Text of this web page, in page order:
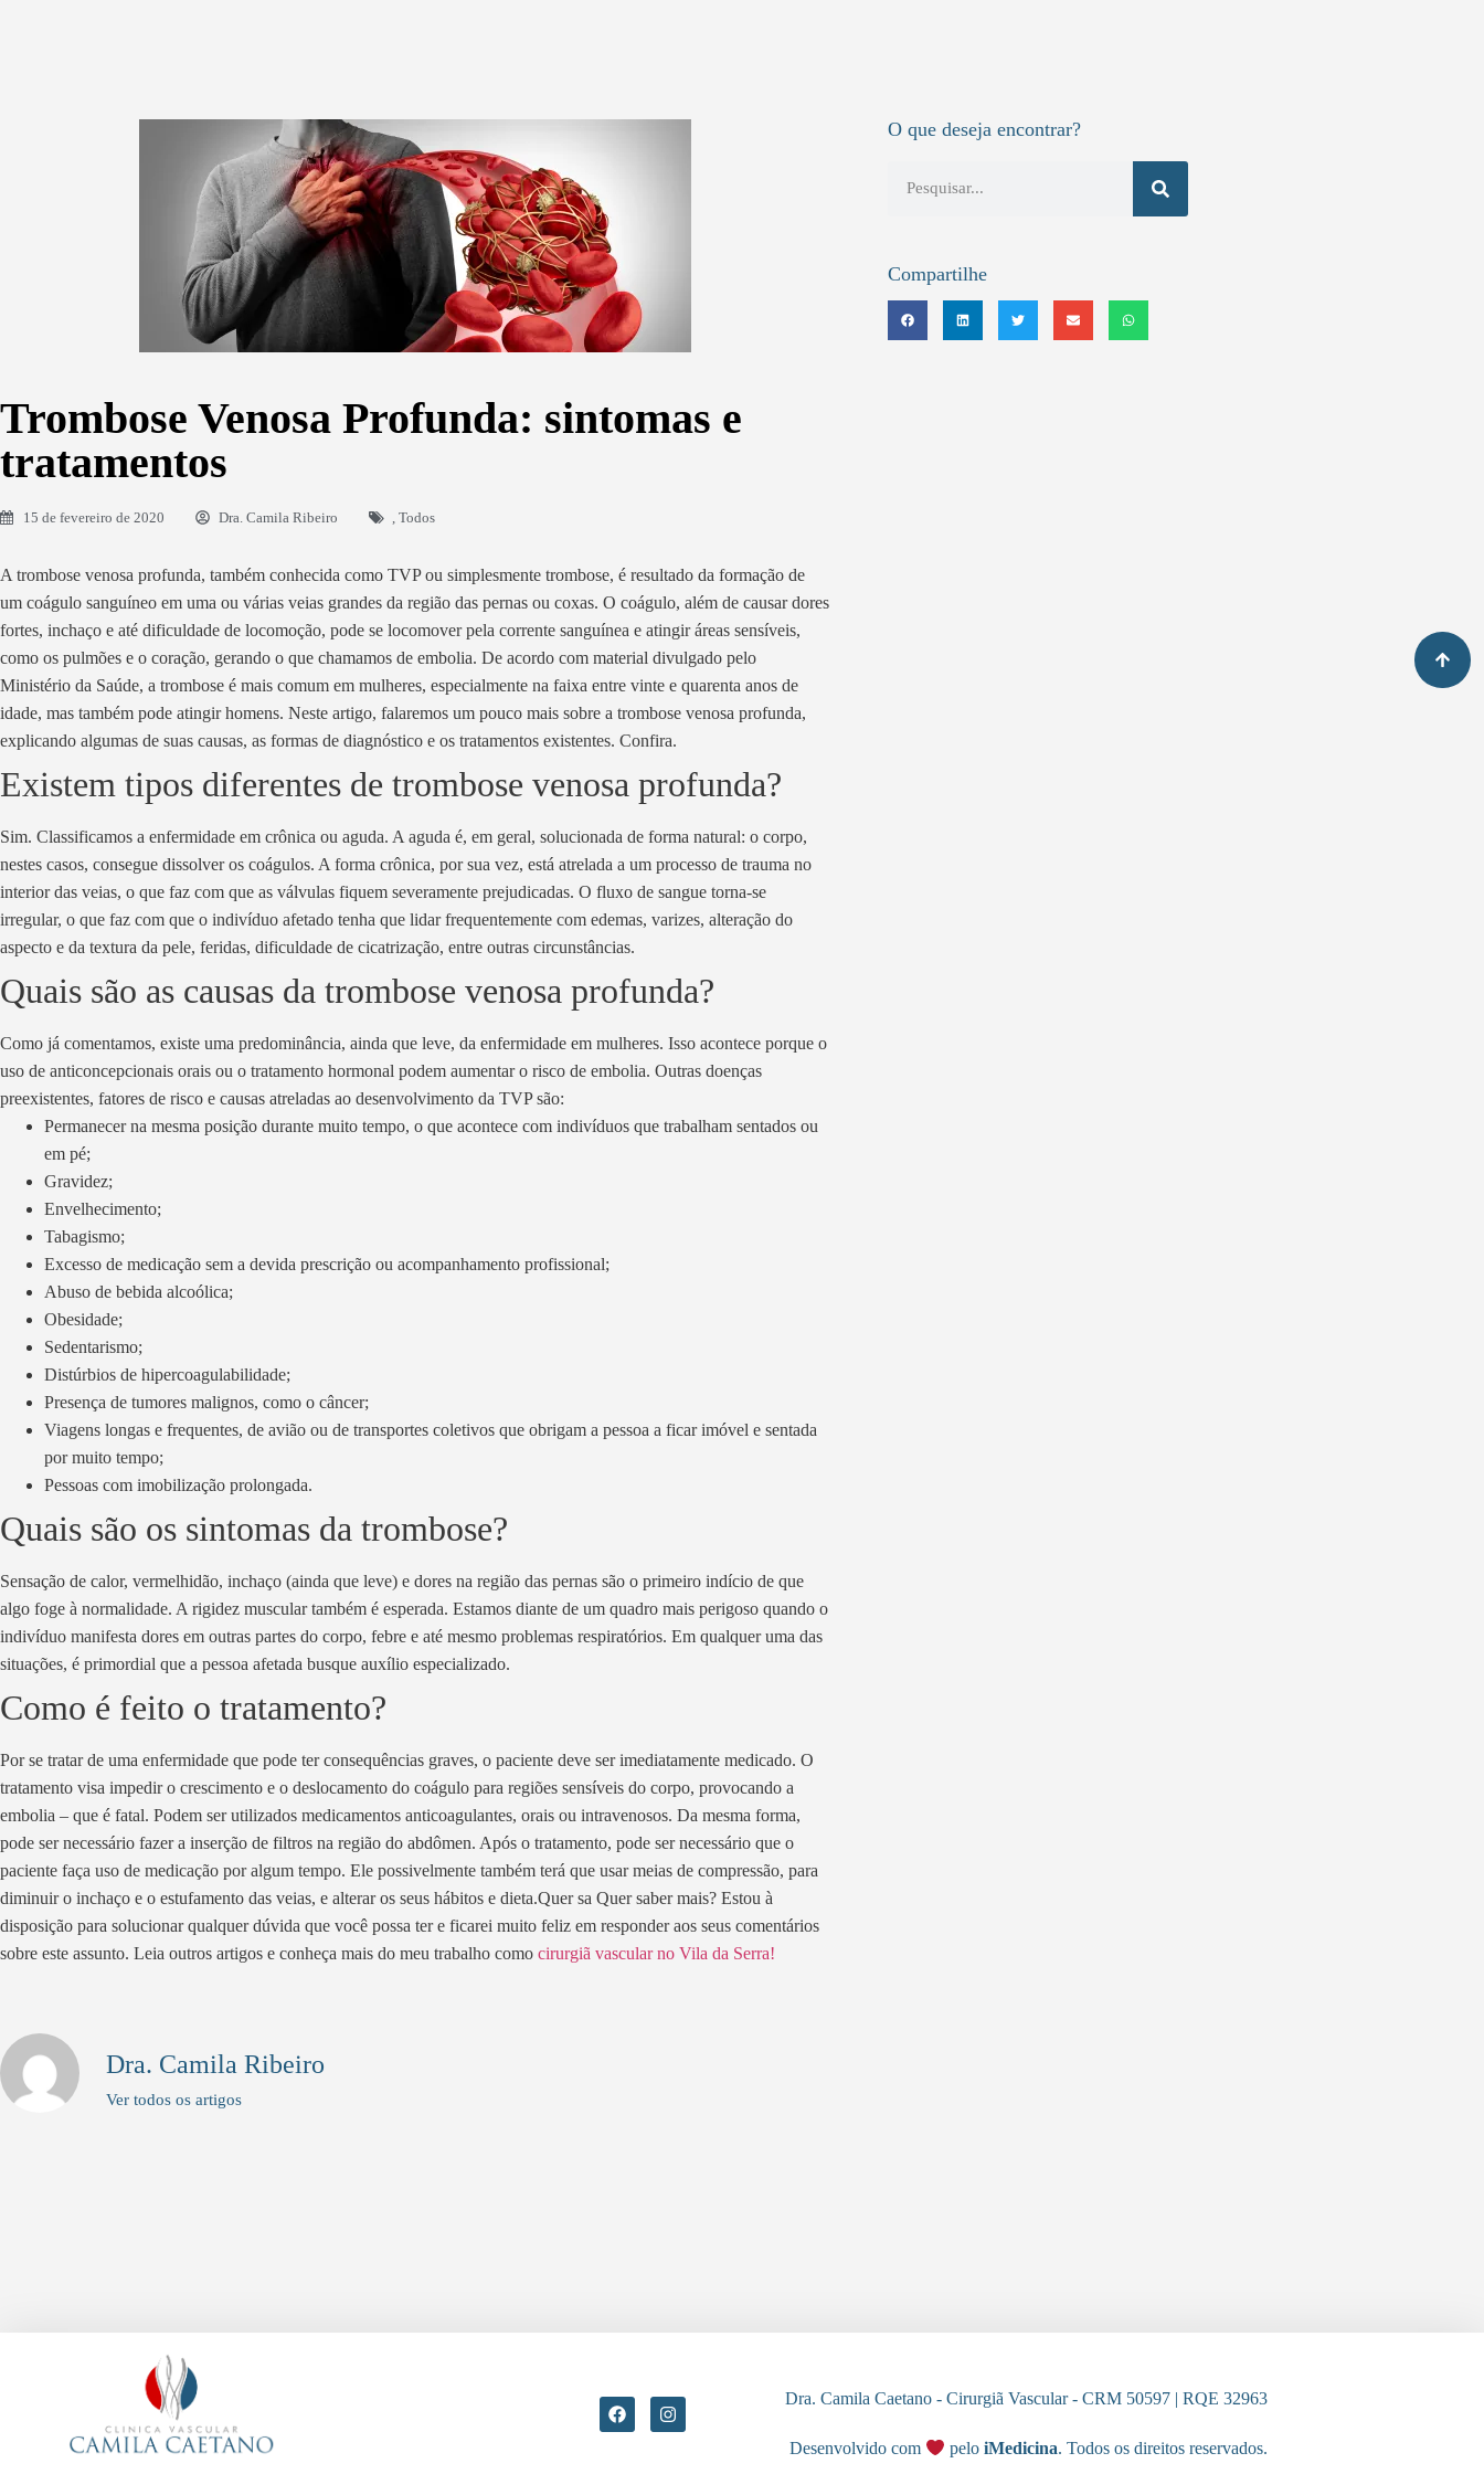
Trombose Venosa Profunda: sintomas e
tratamentos
15 de fevereiro de 2020 Dra. Camila Ribeiro Todos
A trombose venosa profunda, também conhecida como TVP ou simplesmente trombose, é resultado da formação de
um coágulo sanguíneo em uma ou várias veias grandes da região das pernas ou coxas. O coágulo, além de causar dores
fortes, inchaço e até dificuldade de locomoção, pode se locomover pela corrente sanguínea e atingir áreas sensíveis,
como os pulmões e o coração, gerando o que chamamos de embolia. De acordo com material divulgado pelo
Ministério da Saúde, a trombose é mais comum em mulheres, especialmente na faixa entre vinte e quarenta anos de
idade, mas também pode atingir homens. Neste artigo, falaremos um pouco mais sobre a trombose venosa profunda,
explicando algumas de suas causas, as formas de diagnóstico e os tratamentos existentes. Confira.
Existem tipos diferentes de trombose venosa profunda?
Sim. Classificamos a enfermidade em crônica ou aguda. A aguda é, em geral, solucionada de forma natural: o corpo,
nestes casos, consegue dissolver os coágulos. A forma crônica, por sua vez, está atrelada a um processo de trauma no
interior das veias, o que faz com que as válvulas fiquem severamente prejudicadas. O fluxo de sangue torna-se
irregular, o que faz com que o indivíduo afetado tenha que lidar frequentemente com edemas, varizes, alteração do
aspecto e da textura da pele, feridas, dificuldade de cicatrização, entre outras circunstâncias.
Quais são as causas da trombose venosa profunda?
Como já comentamos, existe uma predominância, ainda que leve, da enfermidade em mulheres. Isso acontece porque o
uso de anticoncepcionais orais ou o tratamento hormonal podem aumentar o risco de embolia. Outras doenças
preexistentes, fatores de risco e causas atreladas ao desenvolvimento da TVP são:
Permanecer na mesma posição durante muito tempo, o que acontece com indivíduos que trabalham sentados ou
em pé;
Gravidez;
Envelhecimento;
Tabagismo;
Excesso de medicação sem a devida prescrição ou acompanhamento profissional;
Abuso de bebida alcoólica;
Obesidade;
Sedentarismo;
Distúrbios de hipercoagulabilidade;
Presença de tumores malignos, como o câncer;
Viagens longas e frequentes, de avião ou de transportes coletivos que obrigam a pessoa a ficar imóvel e sentada
por muito tempo;
Pessoas com imobilização prolongada.
Quais são os sintomas da trombose?
Sensação de calor, vermelhidão, inchaço (ainda que leve) e dores na região das pernas são o primeiro indício de que
algo foge à normalidade. A rigidez muscular também é esperada. Estamos diante de um quadro mais perigoso quando o
indivíduo manifesta dores em outras partes do corpo, febre e até mesmo problemas respiratórios. Em qualquer uma das
situações, é primordial que a pessoa afetada busque auxílio especializado.
Como é feito o tratamento?
Por se tratar de uma enfermidade que pode ter consequências graves, o paciente deve ser imediatamente medicado. O
tratamento visa impedir o crescimento e o deslocamento do coágulo para regiões sensíveis do corpo, provocando a
embolia – que é fatal. Podem ser utilizados medicamentos anticoagulantes, orais ou intravenosos. Da mesma forma,
pode ser necessário fazer a inserção de filtros na região do abdômen. Após o tratamento, pode ser necessário que o
paciente faça uso de medicação por algum tempo. Ele possivelmente também terá que usar meias de compressão, para
diminuir o inchaço e o estufamento das veias, e alterar os seus hábitos e dieta.Quer sa Quer saber mais? Estou à
disposição para solucionar qualquer dúvida que você possa ter e ficarei muito feliz em responder aos seus comentários
sobre este assunto. Leia outros artigos e conheça mais do meu trabalho como cirurgiã vascular no Vila da Serra!
Dra. Camila Ribeiro
Ver todos os artigos
O que deseja encontrar?
Compartilhe
Dra. Camila Caetano - Cirurgiã Vascular - CRM 50597 | RQE 32963
Desenvolvido com peloiMedicina. Todos os direitos reservados.